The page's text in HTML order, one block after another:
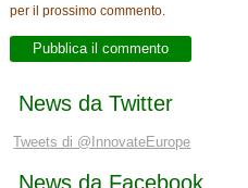
per il prossimo commento.
News da Twitter
Tweets di @InnovateEurope
News da Facebook